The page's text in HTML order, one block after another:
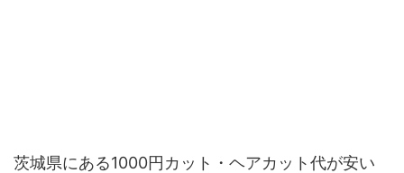
茨城県にある1000円カット・ヘアカット代が安い